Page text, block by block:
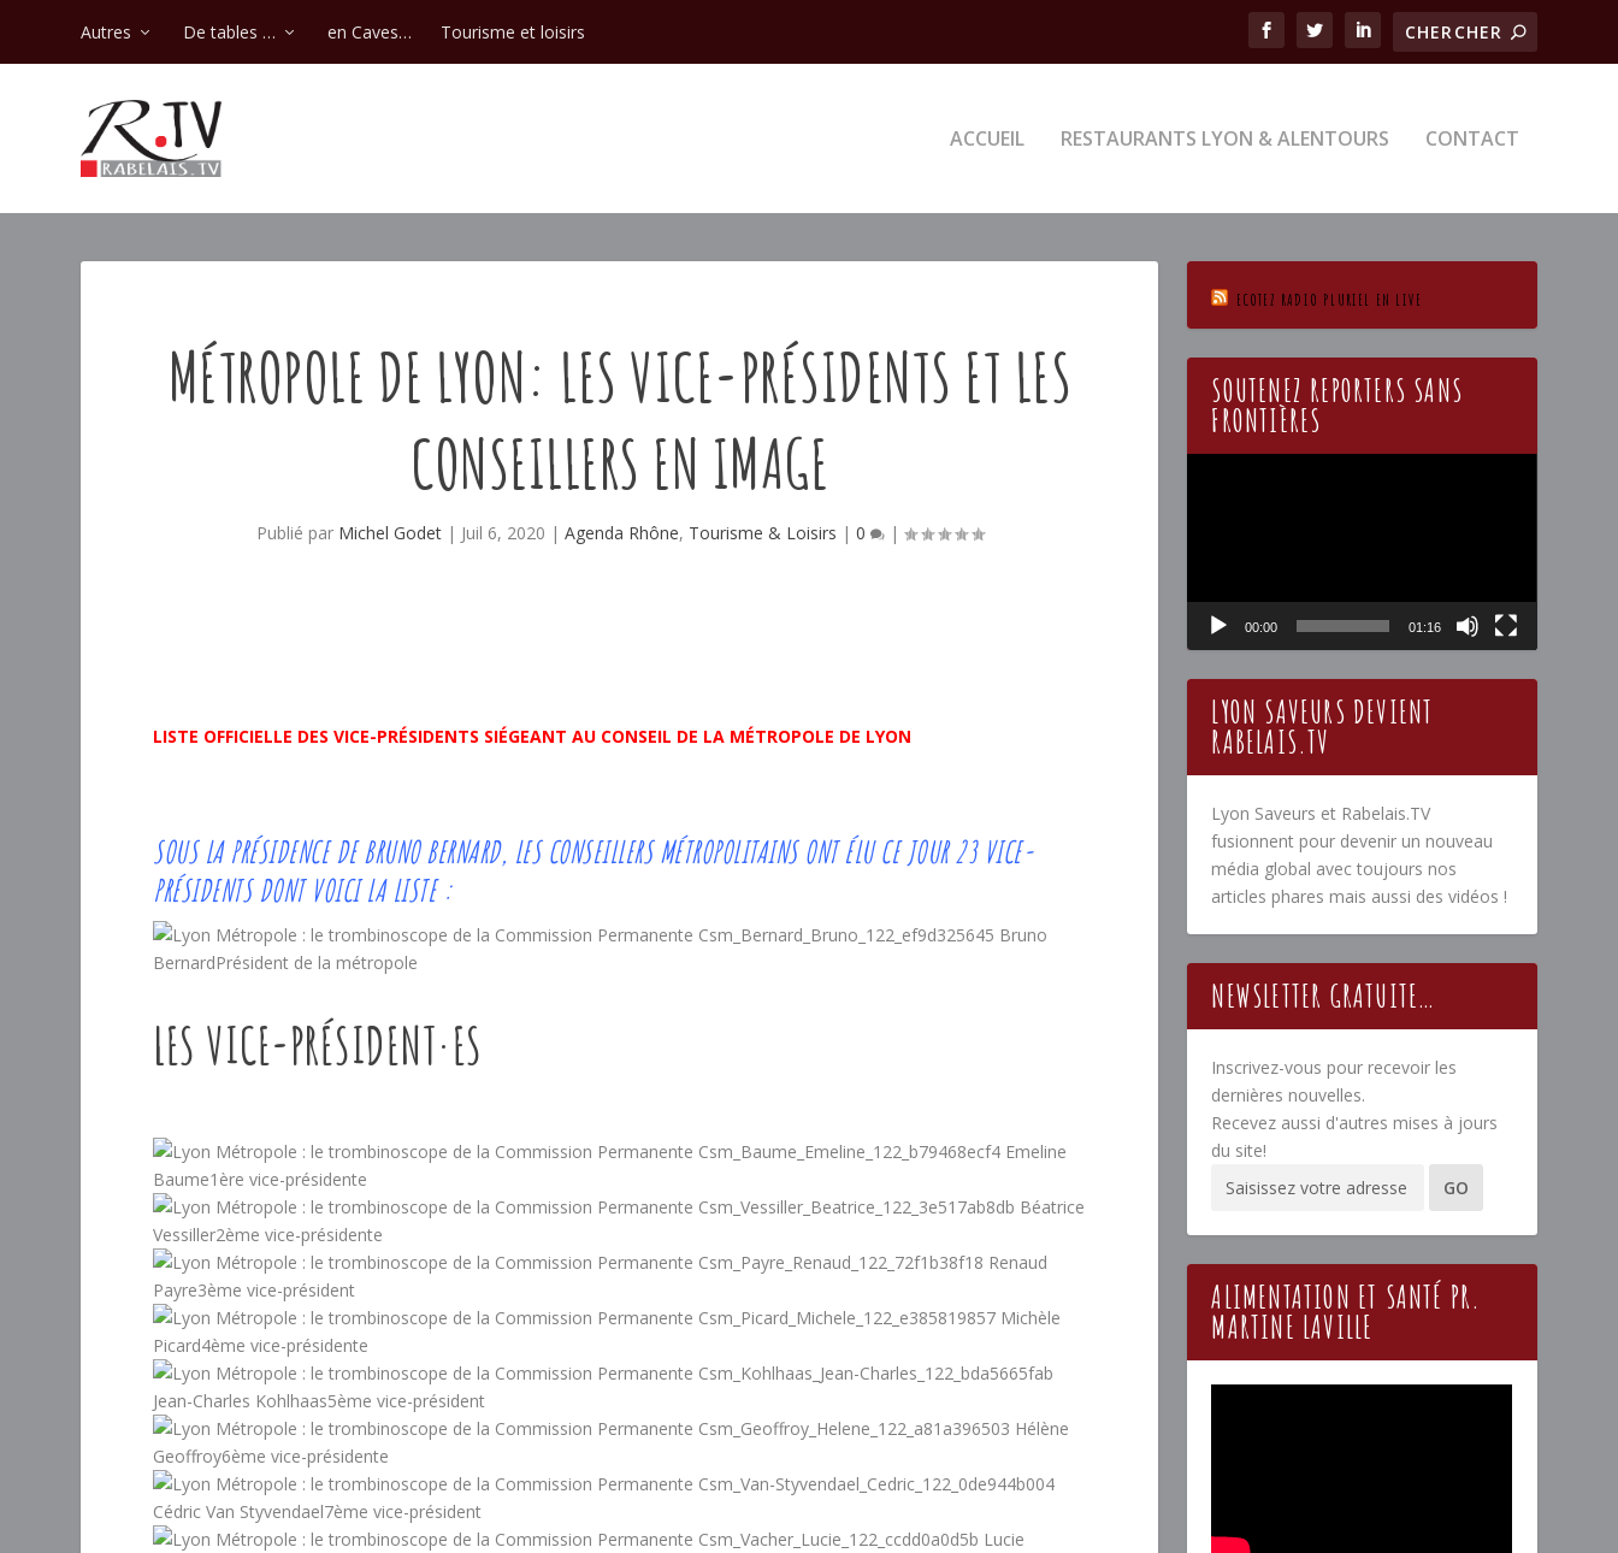
Autres De tables … en Caves… Tourisme et loisirs
ACCUEIL RESTAURANTS LYON & ALENTOURS CONTACT
MÉTROPOLE DE LYON: LES VICE-PRÉSIDENTS ET LES
CONSEILLERS EN IMAGE
Publié par Michel Godet| Juil 6, 2020 | Agenda Rhône, Tourisme & Loisirs | 0 |
LISTE OFFICIELLE DES VICE-PRÉSIDENTS SIÉGEANT AU CONSEIL DE LA MÉTROPOLE DE LYON
SOUS LA PRÉSIDENCE DEBRUNO BERNARD, LES CONSEILLERS MÉTROPOLITAINS ONT ÉLU CE JOUR 23 VICE-
PRÉSIDENTS DONT VOICI LA LISTE :
Bruno
BernardPrésident de la métropole
LES VICE-PRÉSIDENT·ES
Emeline
Baume1ère vice-présidente
Béatrice
Vessiller2ème vice-présidente
Renaud
Payre3ème vice-président
Michèle
Picard4ème vice-présidente
Jean-Charles Kohlhaas5ème vice-président
Hélène
Geoffroy6ème vice-présidente
Cédric Van Styvendael7ème vice-président
Lucie
ECOTEZ RADIO PLURIEL EN LIVE
SOUTENEZ REPORTERS SANS
FRONTIÈRES
00:00 01:16
LYON SAVEURS DEVIENT
RABELAIS.TV
Lyon Saveurs et Rabelais.TV
fusionnent pour devenir un nouveau
média global avec toujours nos
articles phares mais aussi des vidéos !
NEWSLETTER GRATUITE…
Inscrivez-vous pour recevoir les
dernières nouvelles.
Recevez aussi d'autres mises à jours
du site!
ALIMENTATION ET SANTÉ PR.
MARTINE LAVILLE